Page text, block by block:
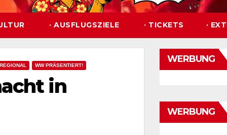
· AUSFLUGSZIELE · TICKETS ·
REGIONAL WW PRÄSENTIERT!
in
WERBUNG
WERBUNG